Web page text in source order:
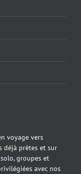
voyage vers
déjà prêtes et sur
groupes et
avec nos